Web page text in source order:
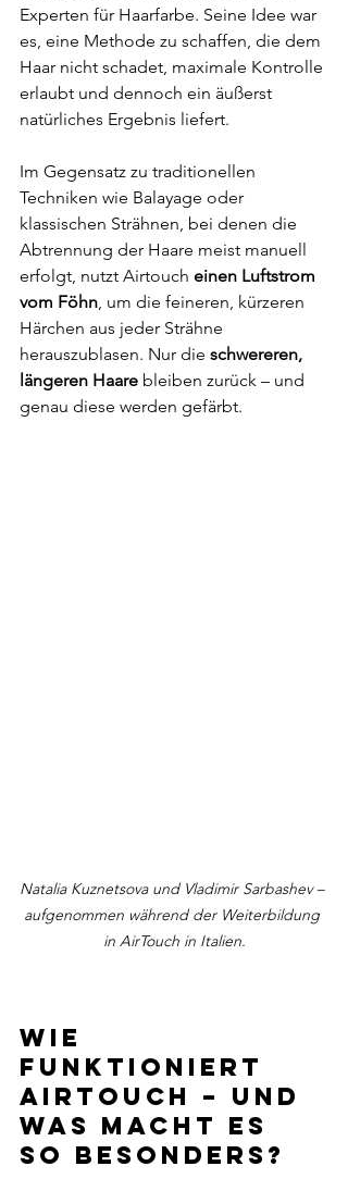
Experten für Haarfarbe. Seine Idee war
es, eine Methode zu schaffen, die dem
Haar nicht schadet, maximale Kontrolle
erlaubt und dennoch ein äußerst
natürliches Ergebnis liefert.
Im Gegensatz zu traditionellen
Techniken wie Balayage oder
klassischen Strähnen, bei denen die
Abtrennung der Haare meist manuell
erfolgt, nutzt Airtouch einen Luftstrom
vom Föhn, um die feineren, kürzeren
Härchen aus jeder Strähne
herauszublasen. Nur die schwereren,
längeren Haare bleiben zurück – und
genau diese werden gefärbt.
Natalia Kuznetsova und Vladimir Sarbashev –
aufgenommen während der Weiterbildung
in AirTouch in Italien.
Wie
funktioniert
Airtouch – und
was macht es
so besonders?